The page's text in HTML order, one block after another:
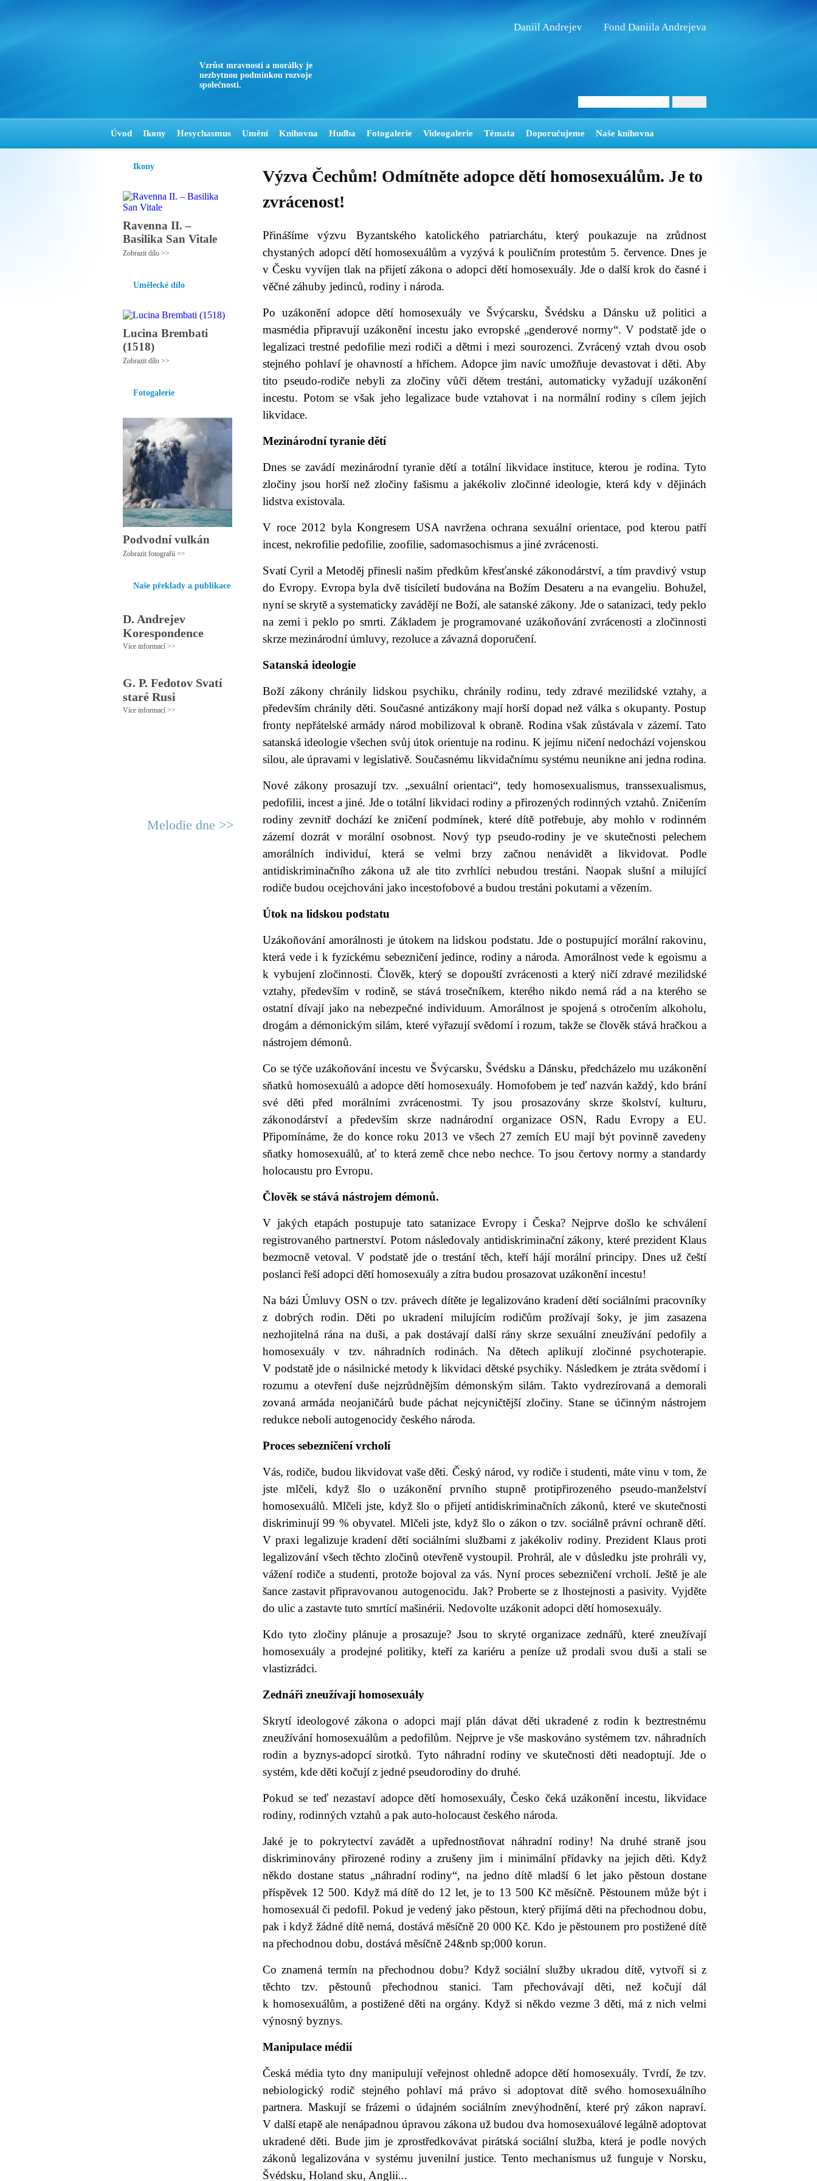
Vzrůst mravnosti a morálky je
nezbytnou podmínkou rozvoje
společnosti.
Daniil Andrejev Fond Daniila Andrejeva
Úvod Ikony Hesychasmus Umění Knihovna Hudba Fotogalerie Videogalerie Témata Doporučujeme Naše knihovna
Ikony
Ravenna II. –
Basilika San Vitale
Zobrazit dílo >>
Umělecké dílo
Lucina Brembati
(1518)
Zobrazit dílo >>
Fotogalerie
Podvodní vulkán
Zobrazit fotografii >>
Naše překlady a publikace
D. Andrejev
Korespondence
Více informací >>
G. P. Fedotov Svatí
staré Rusi
Více informací >>
Melodie dne >>
Výzva Čechům! Odmítněte adopce dětí homosexuálům. Je to
zvrácenost!
Přinášíme výzvu Byzantského katolického patriarchátu, který poukazuje na zrůdnost
chystaných adopcí dětí homosexuálům a vyzývá k pouličním protestům 5. července. Dnes je
v Česku vyvíjen tlak na přijetí zákona o adopci dětí homosexuály. Jde o další krok do časné i
věčné záhuby jedinců, rodiny i národa.
Po uzákonění adopce dětí homosexuály ve Švýcarsku, Švédsku a Dánsku už politici a
masmédia připravují uzákonění incestu jako evropské „genderové normy“. V podstatě jde o
legalizaci trestné pedofilie mezi rodiči a dětmi i mezi sourozenci. Zvrácený vztah dvou osob
stejného pohlaví je ohavností a hříchem. Adopce jim navíc umožňuje devastovat i děti. Aby
tito pseudo-rodiče nebyli za zločiny vůči dětem trestáni, automaticky vyžadují uzákonění
incestu. Potom se však jeho legalizace bude vztahovat i na normální rodiny s cílem jejich
likvidace.
Mezinárodní tyranie dětí
Dnes se zavádí mezinárodní tyranie dětí a totální likvidace instituce, kterou je rodina. Tyto
zločiny jsou horší než zločiny fašismu a jakékoliv zločinné ideologie, která kdy v dějinách
lidstva existovala.
V roce 2012 byla Kongresem USA navržena ochrana sexuální orientace, pod kterou patří
incest, nekrofilie pedofilie, zoofilie, sadomasochismus a jiné zvrácenosti.
Svatí Cyril a Metoděj přinesli našim předkům křesťanské zákonodárství, a tím pravdivý vstup
do Evropy. Evropa byla dvě tisíciletí budována na Božím Desateru a na evangeliu. Bohužel,
nyní se skrytě a systematicky zavádějí ne Boží, ale satanské zákony. Jde o satanizaci, tedy peklo
na zemi i peklo po smrti. Základem je programované uzákoňování zvrácenosti a zločinnosti
skrze mezinárodní úmluvy, rezoluce a závazná doporučení.
Satanská ideologie
Boží zákony chránily lidskou psychiku, chránily rodinu, tedy zdravé mezilidské vztahy, a
především chránily děti. Současné antizákony mají horší dopad než válka s okupanty. Postup
fronty nepřátelské armády národ mobilizoval k obraně. Rodina však zůstávala v zázemí. Tato
satanská ideologie všechen svůj útok orientuje na rodinu. K jejímu ničení nedochází vojenskou
silou, ale úpravami v legislativě. Současnému likvidačnímu systému neunikne ani jedna rodina.
Nové zákony prosazují tzv. „sexuální orientaci“, tedy homosexualismus, transsexualismus,
pedofilii, incest a jiné. Jde o totální likvidaci rodiny a přirozených rodinných vztahů. Zničením
rodiny zevnitř dochází ke zničení podmínek, které dítě potřebuje, aby mohlo v rodinném
zázemí dozrát v morální osobnost. Nový typ pseudo-rodiny je ve skutečnosti pelechem
amorálních individuí, která se velmi brzy začnou nenávidět a likvidovat. Podle
antidiskriminačního zákona už ale tito zvrhlíci nebudou trestáni. Naopak slušní a milující
rodiče budou ocejchováni jako incestofobové a budou trestáni pokutami a vězením.
Útok na lidskou podstatu
Uzákoňování amorálnosti je útokem na lidskou podstatu. Jde o postupující morální rakovinu,
která vede i k fyzickému sebezničení jedince, rodiny a národa. Amorálnost vede k egoismu a
k vybujení zločinnosti. Člověk, který se dopouští zvrácenosti a který ničí zdravé mezilidské
vztahy, především v rodině, se stává trosečníkem, kterého nikdo nemá rád a na kterého se
ostatní dívají jako na nebezpečné individuum. Amorálnost je spojená s otročením alkoholu,
drogám a démonickým silám, které vyřazují svědomí i rozum, takže se člověk stává hračkou a
nástrojem démonů.
Co se týče uzákoňování incestu ve Švýcarsku, Švédsku a Dánsku, předcházelo mu uzákonění
sňatků homosexuálů a adopce dětí homosexuály. Homofobem je teď nazván každý, kdo brání
své děti před morálními zvrácenostmi. Ty jsou prosazovány skrze školství, kulturu,
zákonodárství a především skrze nadnárodní organizace OSN, Radu Evropy a EU.
Připomínáme, že do konce roku 2013 ve všech 27 zemích EU mají být povinně zavedeny
sňatky homosexuálů, ať to která země chce nebo nechce. To jsou čertovy normy a standardy
holocaustu pro Evropu.
Člověk se stává nástrojem démonů.
V jakých etapách postupuje tato satanizace Evropy i Česka? Nejprve došlo ke schválení
registrovaného partnerství. Potom následovaly antidiskriminační zákony, které prezident Klaus
bezmocně vetoval. V podstatě jde o trestání těch, kteří hájí morální principy. Dnes už čeští
poslanci řeší adopci dětí homosexuály a zítra budou prosazovat uzákonění incestu!
Na bázi Úmluvy OSN o tzv. právech dítěte je legalizováno kradení dětí sociálními pracovníky
z dobrých rodin. Děti po ukradení milujícím rodičům prožívají šoky, je jim zasazena
nezhojitelná rána na duši, a pak dostávají další rány skrze sexuální zneužívání pedofily a
homosexuály v tzv. náhradních rodinách. Na dětech aplikují zločinné psychoterapie.
V podstatě jde o násilnické metody k likvidaci dětské psychiky. Následkem je ztráta svědomí i
rozumu a otevření duše nejzrůdnějším démonským silám. Takto vydrezírovaná a demorali
zovaná armáda neojaničárů bude páchat nejcyničtější zločiny. Stane se účinným nástrojem
redukce neboli autogenocidy českého národa.
Proces sebezničení vrcholí
Vás, rodiče, budou likvidovat vaše děti. Český národ, vy rodiče i studenti, máte vinu v tom, že
jste mlčeli, když šlo o uzákonění prvního stupně protipřirozeného pseudo-manželství
homosexuálů. Mlčeli jste, když šlo o přijetí antidiskriminačních zákonů, které ve skutečnosti
diskriminují 99 % obyvatel. Mlčeli jste, když šlo o zákon o tzv. sociálně právní ochraně dětí.
V praxi legalizuje kradení dětí sociálními službami z jakékoliv rodiny. Prezident Klaus proti
legalizování všech těchto zločinů otevřeně vystoupil. Prohrál, ale v důsledku jste prohráli vy,
vážení rodiče a studenti, protože bojoval za vás. Nyní proces sebezničení vrcholí. Ještě je ale
šance zastavit připravovanou autogenocidu. Jak? Proberte se z lhostejnosti a pasivity. Vyjděte
do ulic a zastavte tuto smrtící mašinérii. Nedovolte uzákonit adopci dětí homosexuály.
Kdo tyto zločiny plánuje a prosazuje? Jsou to skryté organizace zednářů, které zneužívají
homosexuály a prodejné politiky, kteří za kariéru a peníze už prodali svou duši a stali se
vlastizrádci.
Zednáři zneužívají homosexuály
Skrytí ideologové zákona o adopci mají plán dávat děti ukradené z rodin k beztrestnému
zneužívání homosexuálům a pedofilům. Nejprve je vše maskováno systémem tzv. náhradních
rodin a byznys-adopcí sirotků. Tyto náhradní rodiny ve skutečnosti děti neadoptují. Jde o
systém, kde děti kočují z jedné pseudorodiny do druhé.
Pokud se teď nezastaví adopce dětí homosexuály, Česko čeká uzákonění incestu, likvidace
rodiny, rodinných vztahů a pak auto-holocaust českého národa.
Jaké je to pokrytectví zavádět a upřednostňovat náhradní rodiny! Na druhé straně jsou
diskriminovány přirozené rodiny a zrušeny jim i minimální přídavky na jejich děti. Když
někdo dostane status „náhradní rodiny“, na jedno dítě mladší 6 let jako pěstoun dostane
příspěvek 12 500. Když má dítě do 12 let, je to 13 500 Kč měsíčně. Pěstounem může být i
homosexuál či pedofil. Pokud je vedený jako pěstoun, který přijímá děti na přechodnou dobu,
pak i když žádné dítě nemá, dostává měsíčně 20 000 Kč. Kdo je pěstounem pro postižené dítě
na přechodnou dobu, dostává měsíčně 24&nb sp;000 korun.
Co znamená termín na přechodnou dobu? Když sociální služby ukradou dítě, vytvoří si z
těchto tzv. pěstounů přechodnou stanici. Tam přechovávají děti, než kočují dál
k homosexuálům, a postižené děti na orgány. Když si někdo vezme 3 děti, má z nich velmi
výnosný byznys.
Manipulace médií
Česká média tyto dny manipulují veřejnost ohledně adopce dětí homosexuály. Tvrdí, že tzv.
nebiologický rodič stejného pohlaví má právo si adoptovat dítě svého homosexuálního
partnera. Maskují se frázemi o údajném sociálním znevýhodnění, které prý zákon napraví.
V další etapě ale nenápadnou úpravou zákona už budou dva homosexuálové legálně adoptovat
ukradené děti. Bude jim je zprostředkovávat pirátská sociální služba, která je podle nových
zákonů legalizována v systému juvenilní justice. Tento mechanismus už funguje v Norsku,
Švédsku, Holand sku, Anglii...